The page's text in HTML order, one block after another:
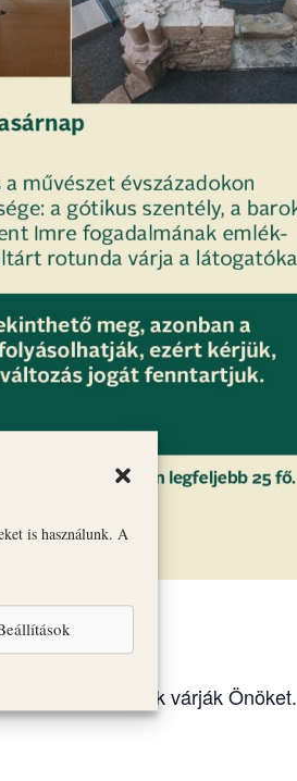
is használunk. A
és kiállítások várják Önöket.